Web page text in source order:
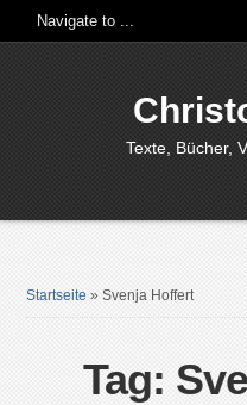
Texte, Bücher,
Startseite »Svenja Hoffert
Tag: